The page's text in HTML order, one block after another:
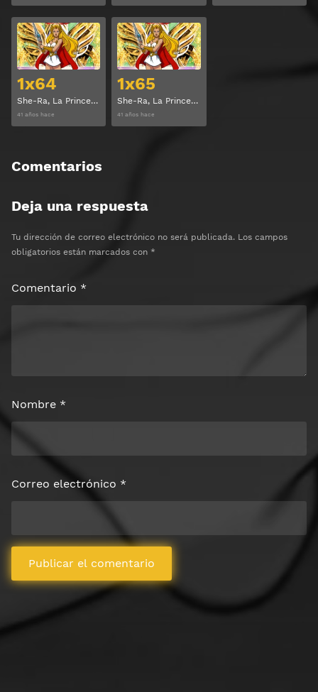
1x64
She-Ra, La Princesa del Poder Temporada 1 Capitulo 64
41 años hace
Ver
1x65
She-Ra, La Princesa del Poder Temporada 1 Capitulo 65
41 años hace
Comentarios
Deja una respuesta
Tu dirección de correo electrónico no será publicada. Los campos
obligatorios están marcados con *
Comentario *
Nombre *
Correo electrónico *